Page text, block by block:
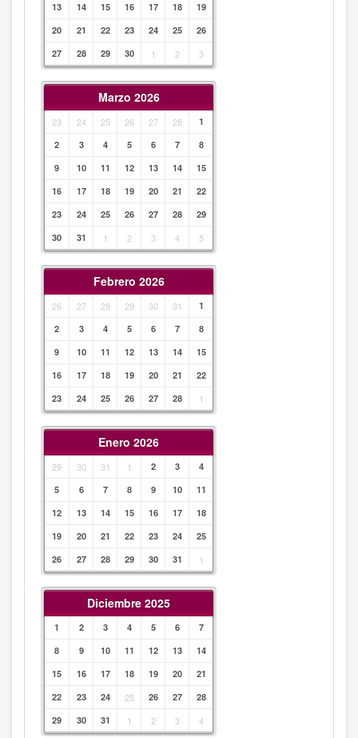
13
14 15 16 17 18
19
20
21 22 23 24 25
26
27
28 29 30 1 2 3
Marzo 2026
23 24 25 26 27 28
1
2
3 4 5 6 7
8
9
10 11 12 13 14
15
16
17 18 19 20 21
22
23
24 25 26 27 28
29
30
31 1 2 3 4 5
Febrero 2026
26 27 28 29 30 31
1
2
3 4 5 6 7
8
9
10 11 12 13 14
15
16
17 18 19 20 21
22
23
24 25 26 27 28 1
Enero 2026
29 30 31 1 2 3
4
5
6 7 8 9 10
11
12
13 14 15 16 17
18
19
20 21 22 23 24
25
26
27 28 29 30 31 1
Diciembre 2025
1 2 3 4 5 6
7
8
9 10 11 12 13
14
15
16 17 18 19 20
21
22
23 24 25 26 27
28
29
30 31 1 2 3 4